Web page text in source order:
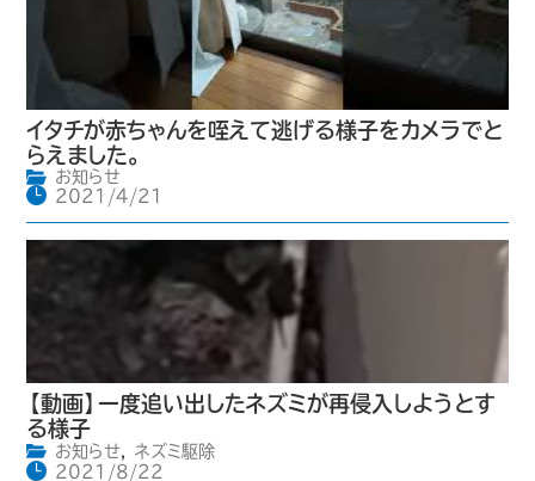
イタチが赤ちゃんを咥えて逃げる様子をカメラでと
らえました。
お知らせ
2021/4/21
【動画】一度追い出したネズミが再侵入しようとす
る様子
お知らせ,
ネズミ駆除
2021/8/22